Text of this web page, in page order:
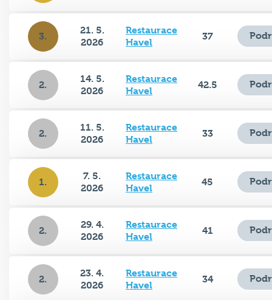
3.
21. 5.
2026
Restaurace
Havel
37
2.
14. 5.
2026
Restaurace
Havel
42.5
2.
11. 5.
2026
Restaurace
Havel
33
1.
7. 5.
2026
Restaurace
Havel
45
2.
29. 4.
2026
Restaurace
Havel
41
2.
23. 4.
2026
Restaurace
Havel
34